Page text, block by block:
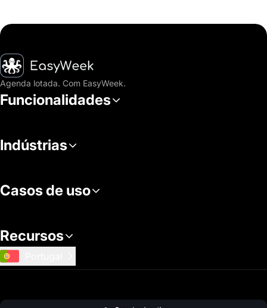
Página inicial
Agenda lotada. Com EasyWeek.
Funcionalidades
Indústrias
Casos de uso
Recursos